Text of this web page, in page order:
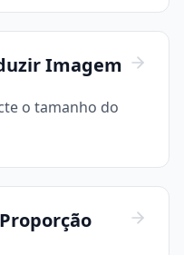
Imagem
o tamanho do